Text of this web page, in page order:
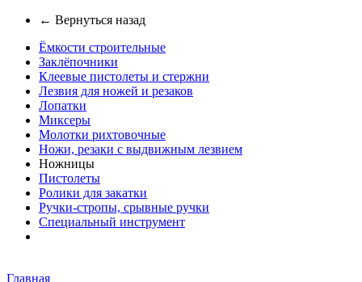
← Вернуться назад
Ёмкости строительные
Заклёпочники
Клеевые пистолеты и стержни
Лезвия для ножей и резаков
Лопатки
Миксеры
Молотки рихтовочные
Ножи, резаки с выдвижным лезвием
Ножницы
Пистолеты
Ролики для закатки
Ручки-стропы, срывные ручки
Специальный инструмент
Главная